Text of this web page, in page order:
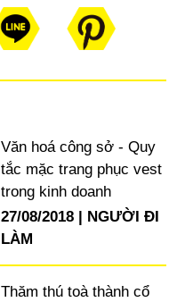
Văn hoá công sở - Quy
tắc mặc trang phục vest
trong kinh doanh
27/08/2018
NGƯỜI ĐI
LÀM
Thăm thú toà thành cổ